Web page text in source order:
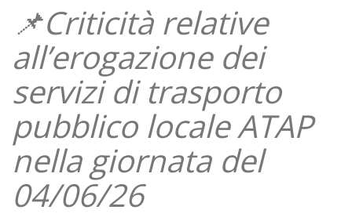
📌Criticità relative
all’erogazione dei
servizi di trasporto
pubblico locale ATAP
nella giornata del
04/06/26